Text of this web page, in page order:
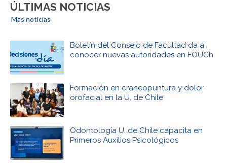
ÚLTIMAS NOTICIAS
Más noticias
Boletín del Consejo de Facultad da a
conocer nuevas autoridades en FOUCh
Formación en craneopuntura y dolor
orofacial en la U. de Chile
Odontología U. de Chile capacita en
Primeros Auxilios Psicológicos